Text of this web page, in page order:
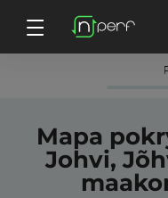
Mapa
Johvi,